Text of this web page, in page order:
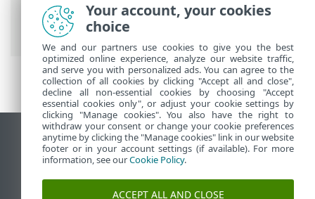
스케줄러>스케줄러 - 작업 추가> 작업
실행
데스크톱 사이트 보기
End of Life
ESET 지식 베이스
Your account, your cookies
choice
We and our partners use cookies to give you the best
optimized online experience, analyze our website traffic,
and serve you with personalized ads. You can agree to the
collection of all cookies by clicking "Accept all and close",
decline all non-essential cookies by choosing "Accept
essential cookies only", or adjust your cookie settings by
clicking "Manage cookies". You also have the right to
withdraw your consent or change your cookie preferences
anytime by clicking the "Manage cookies" link in our website
footer or in your account settings (if available). For more
information, see ourCookie Policy.
ACCEPT ALL AND CLOSE